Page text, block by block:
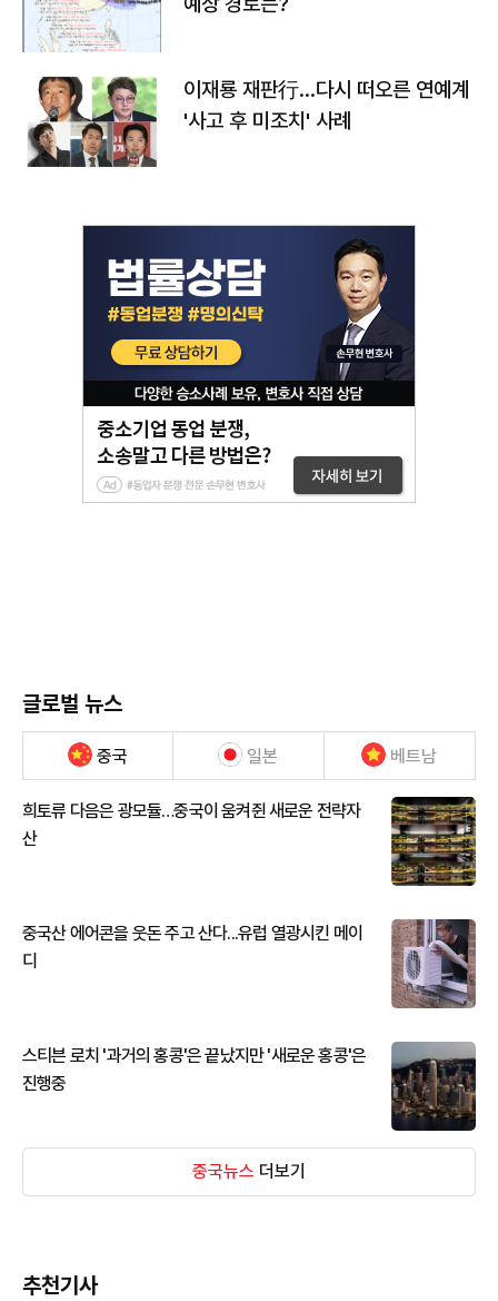
이재룡 재판行…다시 떠오른 연예계
'사고 후 미조치' 사례
글로벌 뉴스
중국 일본 베트남
희토류 다음은 광모듈…중국이 움켜쥔 새로운 전략자
산
중국산 에어콘을 웃돈 주고 산다...유럽 열광시킨 메이
디
스티븐 로치 '과거의 홍콩'은 끝났지만 '새로운 홍콩'은
진행중
중국뉴스 더보기
추천기사